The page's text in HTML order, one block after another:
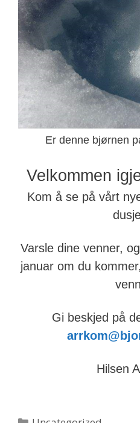
Er denne bjørnen
Velkommen
Kom å se på vårt
Varsle dine venner,
januar om du
Gi beskjed på
Hilsen